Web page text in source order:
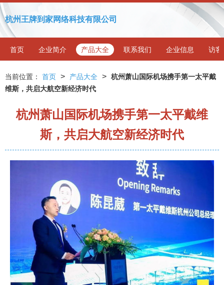
杭州王牌到家网络科技有限公司
首页 企业简介 产品大全 联系我们 企业信息 访客
当前位置： 首页 > 产品大全 > 杭州萧山国际机场携手第一太平戴
维斯，共启大航空新经济时代
杭州萧山国际机场携手第一太平戴维
斯，共启大航空新经济时代